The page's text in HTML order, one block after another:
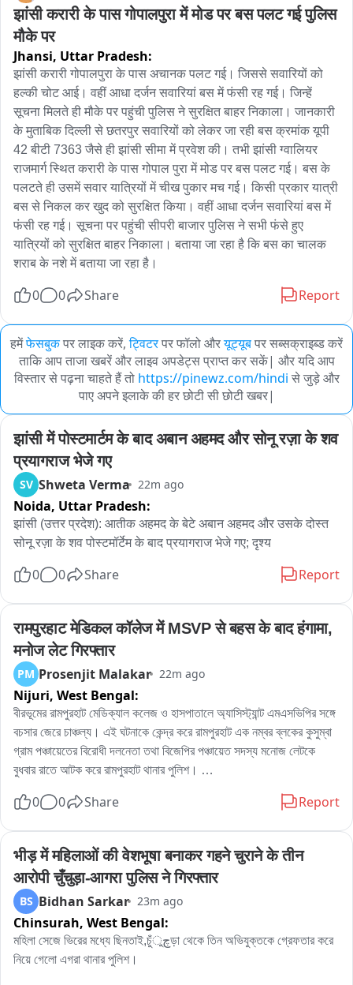
झांसी करारी के पास गोपालपुरा में मोड पर बस पलट गई पुलिस
मौके पर
Jhansi, Uttar Pradesh:
झांसी करारी गोपालपुरा के पास अचानक पलट गई। जिससे सवारियों को
हल्की चोट आई। वहीं आधा दर्जन सवारियां बस में फंसी रह गई। जिन्हें
सूचना मिलते ही मौके पर पहुंची पुलिस ने सुरक्षित बाहर निकाला। जानकारी
के मुताबिक दिल्ली से छतरपुर सवारियों को लेकर जा रही बस क्रमांक यूपी
42 बीटी 7363 जैसे ही झांसी सीमा में प्रवेश की। तभी झांसी ग्वालियर
राजमार्ग स्थित करारी के पास गोपाल पुरा में मोड पर बस पलट गई। बस के
पलटते ही उसमें सवार यात्रियों में चीख पुकार मच गई। किसी प्रकार यात्री
बस से निकल कर खुद को सुरक्षित किया। वहीं आधा दर्जन सवारियां बस में
फंसी रह गई। सूचना पर पहुंची सीपरी बाजार पुलिस ने सभी फंसे हुए
यात्रियों को सुरक्षित बाहर निकाला। बताया जा रहा है कि बस का चालक
शराब के नशे में बताया जा रहा है।
0 0 Share Report
हमेंफेसबुकपर लाइक करें, ट्विटरपर फॉलो औरयूट्यूबपर सब्सक्राइब्ड करें
ताकि आप ताजा खबरें और लाइव अपडेट्स प्राप्त कर सकें| और यदि आप
विस्तार से पढ़ना चाहते हैं तो https://pinewz.com/hindi से जुड़े और
पाए अपने इलाके की हर छोटी सी छोटी खबर|
झांसी में पोस्टमार्टम के बाद अबान अहमद और सोनू रज़ा के शव
प्रयागराज भेजे गए
SV Shweta Verma 22m ago
Noida, Uttar Pradesh:
झांसी (उत्तर प्रदेश): आतीक अहमद के बेटे अबान अहमद और उसके दोस्त
सोनू रज़ा के शव पोस्टमॉर्टेम के बाद प्रयागराज भेजे गए; दृश्य
0 0 Share Report
रामपुरहाट मेडिकल कॉलेज में MSVP से बहस के बाद हंगामा,
मनोज लेट गिरफ्तार
PM Prosenjit Malakar 22m ago
Nijuri, West Bengal:
বীরভূমের রামপুরহাট মেডিক্যাল কলেজ ও হাসপাতালে অ্যাসিস্ট্যান্ট এমএসভিপির সঙ্গে
বচসার জেরে চাঞ্চল্য। এই ঘটনাকে কেন্দ্র করে রামপুরহাট এক নম্বর ব্লকের কুসুম্বা
গ্রাম পঞ্চায়েতের বিরোধী দলনেতা তথা বিজেপির পঞ্চায়েত সদস্য মনোজ লেটকে
বুধবার রাতে আটক করে রামপুরহাট থানার পুলিশ।
বিজেপির একাধিক নেতৃত্ব ও কর্মীরা। তাঁরা মনোজ লেটকে কোন অভিযোগে আটক
পর পরিস্থিতি স্বাভাবিক হয়।পরে প্রয়োজনীয় প্রক্রিয়া সম্পন্ন করে এদিন সকালে
বিজেপির বিরোধী দলনেতা মনোজ লেটকে ছেড়ে দেয় রামপুরহাট থানার পুলিশ।
0 0 Share Report
भीड़ में महिलाओं की वेशभूषा बनाकर गहने चुराने के तीन
आरोपी चुँचुड़ा-आगरा पुलिस ने गिरफ्तार
BS Bidhan Sarkar 23m ago
Chinsurah, West Bengal:
মহিলা সেজে ভিরের মধ্যে ছিনতাই,চুঁچুড়া থেকে তিন অভিযুক্তকে গ্রেফতার করে
নিয়ে গেলো এগরা থানার পুলিশ।